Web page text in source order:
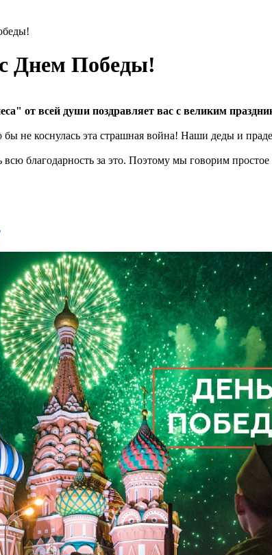
Днем Победы!
от всей души поздравляет вас с великим
не коснулась эта страшная война! Наши деды и
всю благодарность за это. Поэтому мы говорим